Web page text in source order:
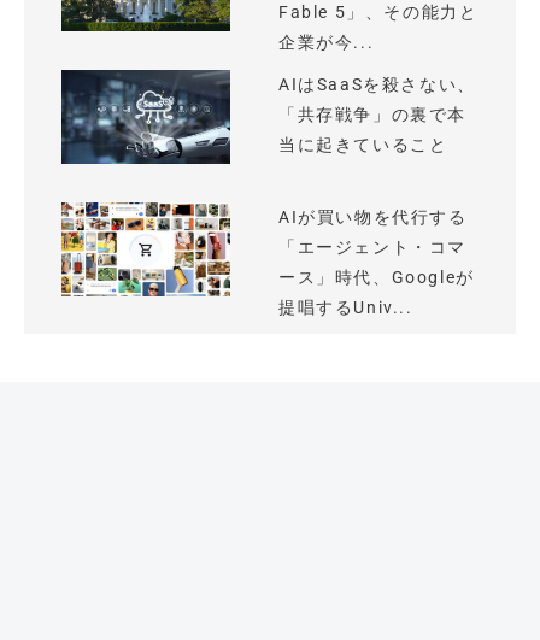
Fable 5」、その能力と
企業が今...
AIはSaaSを殺さない、
「共存戦争」の裏で本
当に起きていること
AIが買い物を代行する
「エージェント・コマ
ース」時代、Googleが
提唱するUniv...